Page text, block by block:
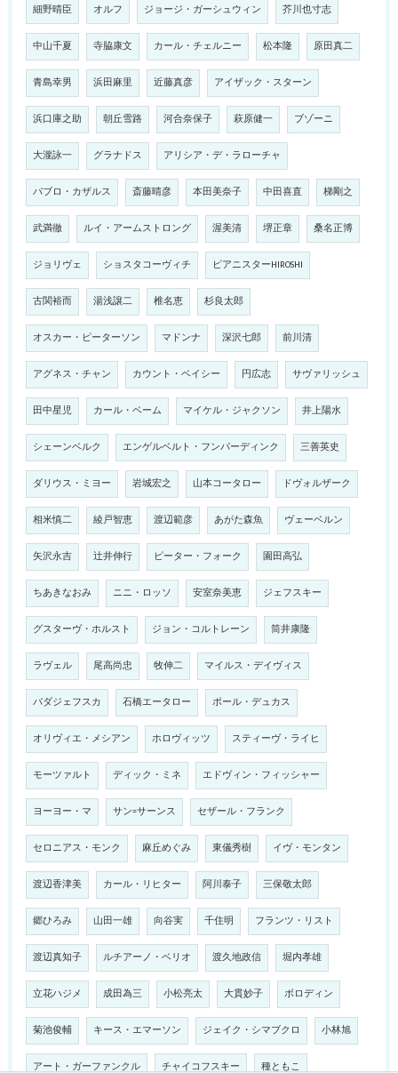
細野晴臣 オルフ ジョージ・ガーシュウィン 芥川也寸志
中山千夏 寺脇康文 カール・チェルニー 松本隆 原田真二
青島幸男 浜田麻里 近藤真彦 アイザック・スターン
浜口庫之助 朝丘雪路 河合奈保子 萩原健一 ブゾーニ
大瀧詠一 グラナドス アリシア・デ・ラローチャ
パブロ・カザルス 斎藤晴彦 本田美奈子 中田喜直 梯剛之
武満徹 ルイ・アームストロング 渥美清 堺正章 桑名正博
ジョリヴェ ショスタコーヴィチ ピアニスターHIROSHI
古関裕而 湯浅譲二 椎名恵 杉良太郎
オスカー・ピーターソン マドンナ 深沢七郎 前川清
アグネス・チャン カウント・ベイシー 円広志 サヴァリッシュ
田中星児 カール・ベーム マイケル・ジャクソン 井上陽水
シェーンベルク エンゲルベルト・フンパーディンク 三善英史
ダリウス・ミヨー 岩城宏之 山本コータロー ドヴォルザーク
相米慎二 綾戸智恵 渡辺範彦 あがた森魚 ヴェーベルン
矢沢永吉 辻井伸行 ピーター・フォーク 園田高弘
ちあきなおみ ニニ・ロッソ 安室奈美恵 ジェフスキー
グスターヴ・ホルスト ジョン・コルトレーン 筒井康隆
ラヴェル 尾高尚忠 牧伸二 マイルス・デイヴィス
バダジェフスカ 石橋エータロー ポール・デュカス
オリヴィエ・メシアン ホロヴィッツ スティーヴ・ライヒ
モーツァルト ディック・ミネ エドヴィン・フィッシャー
ヨーヨー・マ サン=サーンス セザール・フランク
セロニアス・モンク 麻丘めぐみ 東儀秀樹 イヴ・モンタン
渡辺香津美 カール・リヒター 阿川泰子 三保敬太郎
郷ひろみ 山田一雄 向谷実 千住明 フランツ・リスト
渡辺真知子 ルチアーノ・ベリオ 渡久地政信 堀内孝雄
立花ハジメ 成田為三 小松亮太 大貫妙子 ボロディン
菊池俊輔 キース・エマーソン ジェイク・シマブクロ 小林旭
アート・ガーファンクル チャイコフスキー 種ともこ